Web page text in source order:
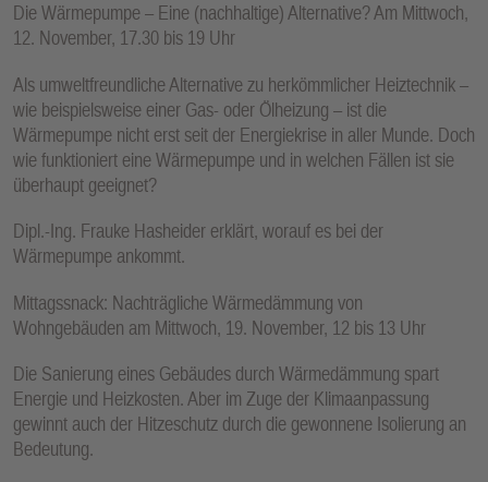
Die Wärmepumpe – Eine (nachhaltige) Alternative? Am Mittwoch,
12. November, 17.30 bis 19 Uhr
Als umweltfreundliche Alternative zu herkömmlicher Heiztechnik –
wie beispielsweise einer Gas- oder Ölheizung – ist die
Wärmepumpe nicht erst seit der Energiekrise in aller Munde. Doch
wie funktioniert eine Wärmepumpe und in welchen Fällen ist sie
überhaupt geeignet?
Dipl.-Ing. Frauke Hasheider erklärt, worauf es bei der
Wärmepumpe ankommt.
Mittagssnack: Nachträgliche Wärmedämmung von
Wohngebäuden am Mittwoch, 19. November, 12 bis 13 Uhr
Die Sanierung eines Gebäudes durch Wärmedämmung spart
Energie und Heizkosten. Aber im Zuge der Klimaanpassung
gewinnt auch der Hitzeschutz durch die gewonnene Isolierung an
Bedeutung.